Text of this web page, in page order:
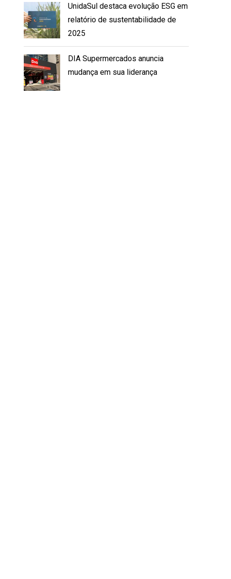
UnidaSul destaca evolução ESG em
relatório de sustentabilidade de
2025
DIA Supermercados anuncia
mudança em sua liderança